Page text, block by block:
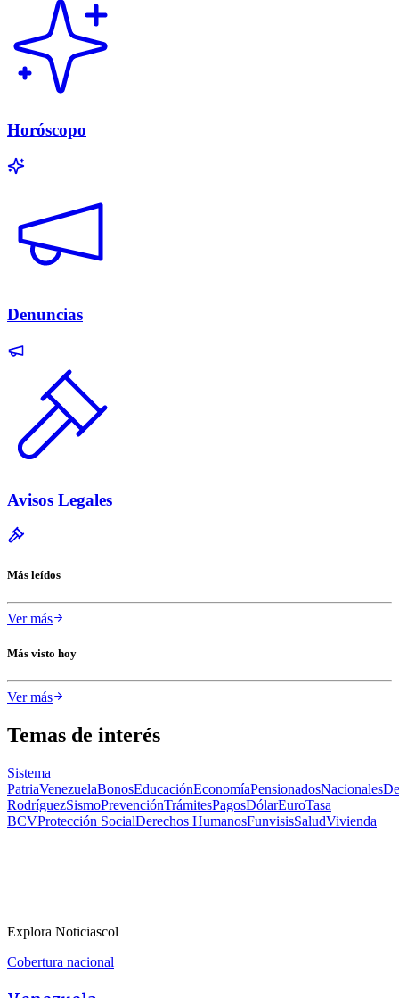
Horóscopo
Denuncias
Avisos Legales
Más leídos
Ver más
Más visto hoy
Ver más
Temas de interés
Sistema
PatriaVenezuelaBonosEducaciónEconomíaPensionadosNacionales
RodríguezSismoPrevenciónTrámitesPagosDólarEuroTasa
BCVProtección SocialDerechos HumanosFunvisisSaludVivienda
Explora Noticiascol
Cobertura nacional